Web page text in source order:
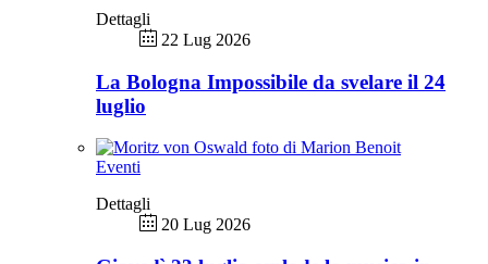
Dettagli
22 Lug 2026
La Bologna Impossibile da svelare il 24
luglio
Eventi
Dettagli
20 Lug 2026